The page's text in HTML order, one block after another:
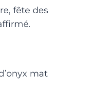
fête des
mat